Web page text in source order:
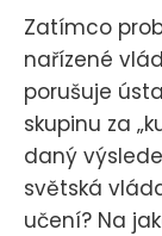
Zatímco
nařízené
porušuje
skupinu za
daný
světská
učení? Na